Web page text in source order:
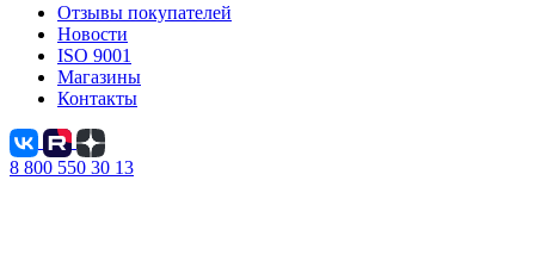
Отзывы покупателей
Новости
ISO 9001
Магазины
Контакты
8 800 550 30 13